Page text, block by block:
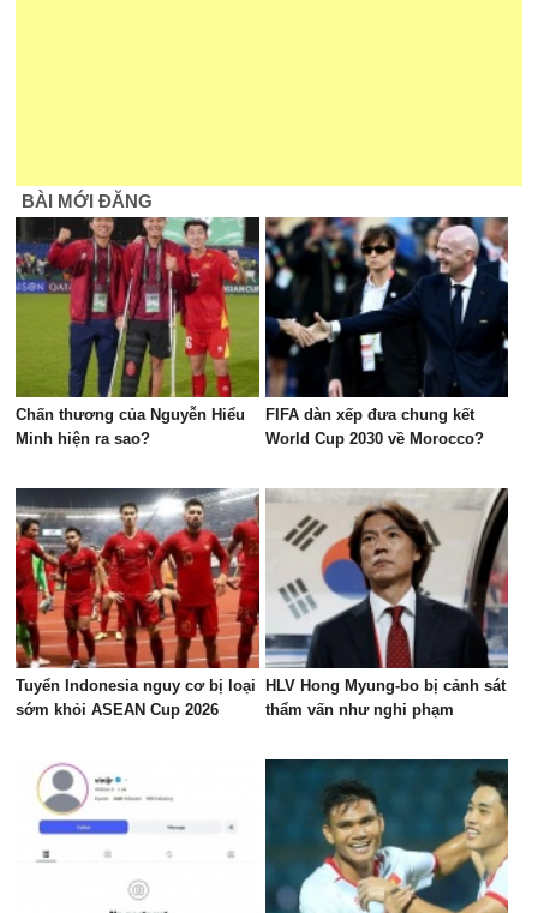
BÀI MỚI ĐĂNG
Chấn thương của Nguyễn Hiểu
Minh hiện ra sao?
FIFA dàn xếp đưa chung kết
World Cup 2030 về Morocco?
Tuyển Indonesia nguy cơ bị loại
sớm khỏi ASEAN Cup 2026
HLV Hong Myung-bo bị cảnh sát
thẩm vấn như nghi phạm